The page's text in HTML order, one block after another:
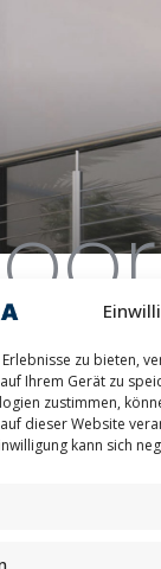
zu bieten,
Ihrem Gerät zu
zustimmen,
dieser Website
kann sich